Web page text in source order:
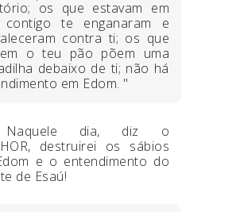
os que estavam em
contigo te enganaram e
contra ti; os que
o teu pão põem uma
debaixo de ti; não há
em Edom. "
Naquele dia, diz o
destruirei os sábios
e o entendimento do
de Esaú!